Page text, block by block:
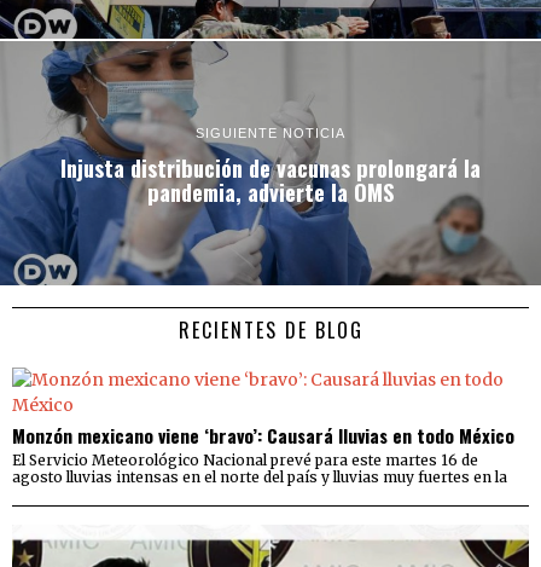
SIGUIENTE NOTICIA
Injusta distribución de vacunas prolongará la
pandemia, advierte la OMS
RECIENTES DE BLOG
Monzón mexicano viene ‘bravo’: Causará lluvias en todo México
El Servicio Meteorológico Nacional prevé para este martes 16 de
agosto lluvias intensas en el norte del país y lluvias muy fuertes en la